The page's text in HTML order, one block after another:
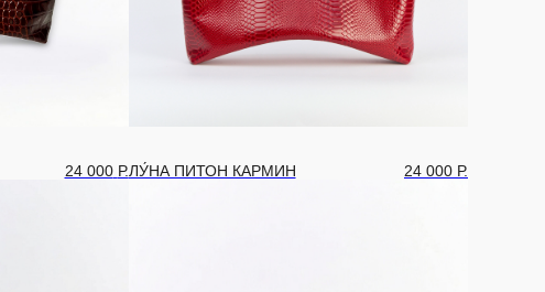
24 000 Р.ЛУ́НА ПИТОН КАРМИН 24 000 Р.